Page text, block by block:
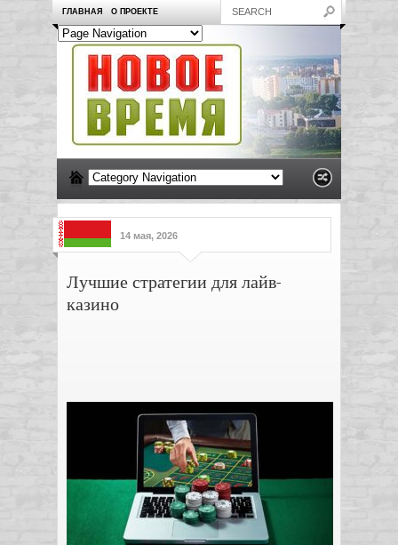
ГЛАВНАЯ О ПРОЕКТЕ
14 мая, 2026
Лучшие стратегии для лайв-
казино